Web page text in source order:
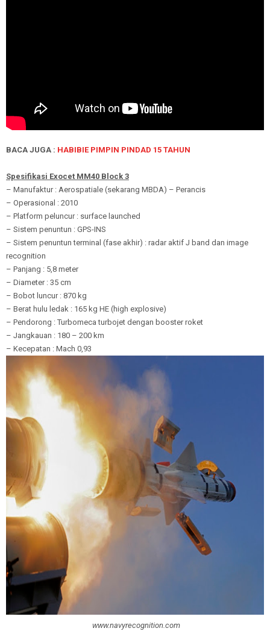
BACA JUGA : HABIBIE PIMPIN PINDAD 15 TAHUN
Spesifikasi Exocet MM40 Block 3
– Manufaktur : Aerospatiale (sekarang MBDA) – Perancis
– Operasional : 2010
– Platform peluncur : surface launched
– Sistem penuntun : GPS-INS
– Sistem penuntun terminal (fase akhir) : radar aktif J band dan image
recognition
– Panjang : 5,8 meter
– Diameter : 35 cm
– Bobot luncur : 870 kg
– Berat hulu ledak : 165 kg HE (high explosive)
– Pendorong : Turbomeca turbojet dengan booster roket
– Jangkauan : 180 – 200 km
– Kecepatan : Mach 0,93
www.navyrecognition.com